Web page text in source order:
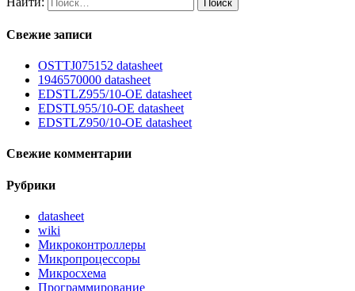
Свежие записи
OSTTJ075152 datasheet
1946570000 datasheet
EDSTLZ955/10-OE datasheet
EDSTL955/10-OE datasheet
EDSTLZ950/10-OE datasheet
Свежие комментарии
Рубрики
datasheet
wiki
Микроконтроллеры
Микропроцессоры
Микросхема
Программирование